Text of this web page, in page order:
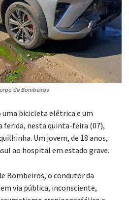
de Bombeiros
bicicleta elétrica e um
ferida, nesta quinta-feira (07),
Um jovem, de 18 anos,
ao hospital em estado grave.
Bombeiros, o condutor da
via pública, inconsciente,